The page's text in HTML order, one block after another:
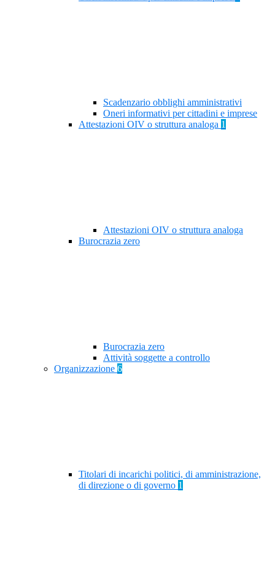
Scadenzario obblighi amministrativi
Oneri informativi per cittadini e imprese
Attestazioni OIV o struttura analoga 1
Attestazioni OIV o struttura analoga
Burocrazia zero
Burocrazia zero
Attività soggette a controllo
Organizzazione 6
Titolari di incarichi politici, di amministrazione,
di direzione o di governo 1